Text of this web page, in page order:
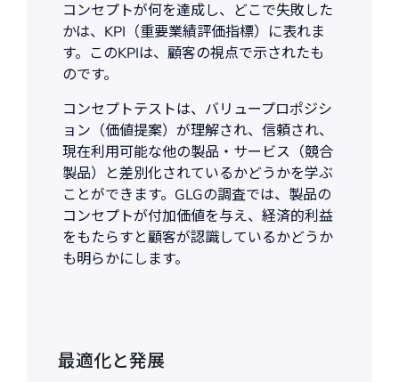
コンセプトが何を達成し、どこで失敗した
かは、KPI（重要業績評価指標）に表れま
す。このKPIは、顧客の視点で示されたも
のです。
コンセプトテストは、バリュープロポジシ
ョン（価値提案）が理解され、信頼され、
現在利用可能な他の製品・サービス（競合
製品）と差別化されているかどうかを学ぶ
ことができます。GLGの調査では、製品の
コンセプトが付加価値を与え、経済的利益
をもたらすと顧客が認識しているかどうか
も明らかにします。
最適化と発展